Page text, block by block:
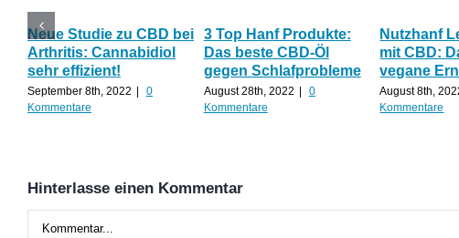
Neue Studie zu CBD bei
Arthritis: Cannabidiol
sehr effizient!
September 8th, 2022 |
0
Kommentare
3 Top Hanf Produkte:
Das beste CBD-Öl
gegen Schlafprobleme
August 28th, 2022 |
0
Kommentare
Nutzhanf
mit CBD:
vegane
August 8th,
Kommentare
Hinterlasse einen Kommentar